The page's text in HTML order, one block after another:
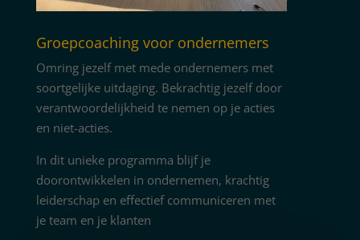
Groepcoaching voor ondernemers
Omring jezelf met mede ondernemers met
soortgelijke uitdaging. Bekrachtig jezelf door
verantwoordelijkheid te nemen op je acties
en niet-acties.
In dit unieke programma blijf je
doorontwikkelen in ondernemen, krachtig
leiderschap en effectief communiceren met
je team en je klanten